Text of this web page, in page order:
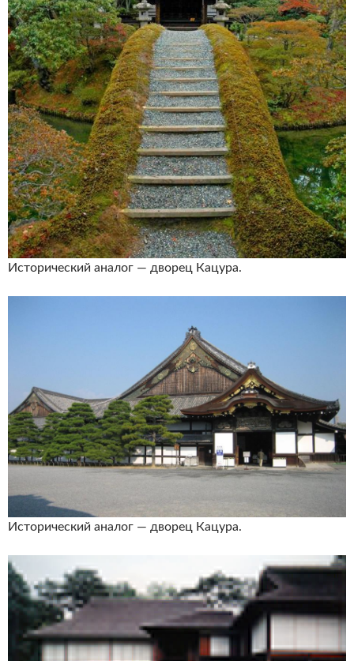
Исторический аналог — дворец Кацура.
Исторический аналог — дворец Кацура.